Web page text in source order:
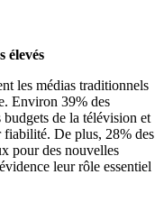
élevés
les médias traditionnels
Environ 39% des
de la télévision et
fiabilité. De plus, 28% des
pour des nouvelles
leur rôle essentiel